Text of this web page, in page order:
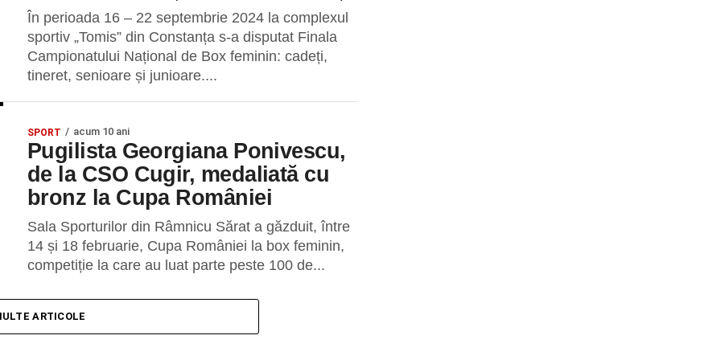
În perioada 16 – 22 septembrie 2024 la complexul
sportiv „Tomis” din Constanța s-a disputat Finala
Campionatului Național de Box feminin: cadeți,
tineret, senioare și junioare....
SPORT acum 10 ani
Pugilista Georgiana Ponivescu,
de la CSO Cugir, medaliată cu
bronz la Cupa României
Sala Sporturilor din Râmnicu Sărat a găzduit, între
14 și 18 februarie, Cupa României la box feminin,
competiție la care au luat parte peste 100 de...
ARTICOLE